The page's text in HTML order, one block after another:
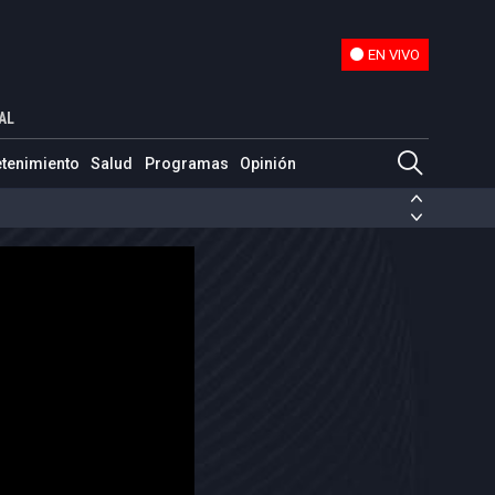
EN VIVO
Salud Programas Opinión
de las FARC
a un dirigente de Hamás